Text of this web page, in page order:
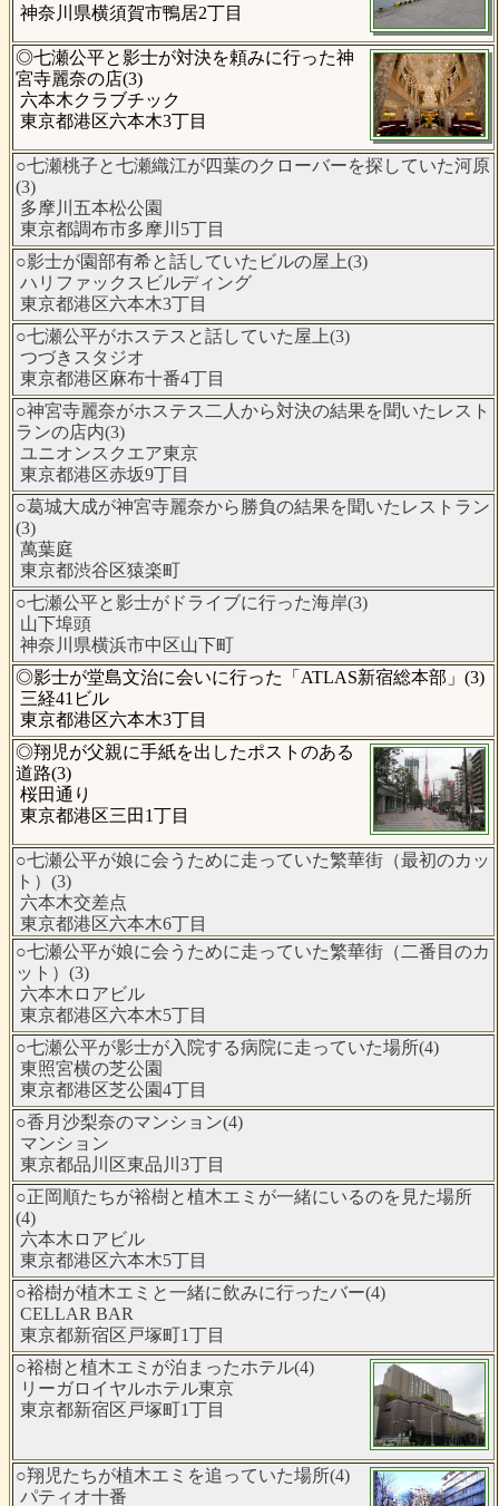
神奈川県横須賀市鴨居2丁目
◎七瀬公平と影士が対決を頼みに行った神
宮寺麗奈の店(3)
六本木クラブチック
東京都港区六本木3丁目
○七瀬桃子と七瀬織江が四葉のクローバーを探していた河原
(3)
多摩川五本松公園
東京都調布市多摩川5丁目
○影士が園部有希と話していたビルの屋上(3)
ハリファックスビルディング
東京都港区六本木3丁目
○七瀬公平がホステスと話していた屋上(3)
つづきスタジオ
東京都港区麻布十番4丁目
○神宮寺麗奈がホステス二人から対決の結果を聞いたレスト
ランの店内(3)
ユニオンスクエア東京
東京都港区赤坂9丁目
○葛城大成が神宮寺麗奈から勝負の結果を聞いたレストラン
(3)
萬葉庭
東京都渋谷区猿楽町
○七瀬公平と影士がドライブに行った海岸(3)
山下埠頭
神奈川県横浜市中区山下町
◎影士が堂島文治に会いに行った「ATLAS新宿総本部」(3)
三経41ビル
東京都港区六本木3丁目
◎翔児が父親に手紙を出したポストのある
道路(3)
桜田通り
東京都港区三田1丁目
○七瀬公平が娘に会うために走っていた繁華街（最初のカッ
ト）(3)
六本木交差点
東京都港区六本木6丁目
○七瀬公平が娘に会うために走っていた繁華街（二番目のカ
ット）(3)
六本木ロアビル
東京都港区六本木5丁目
○七瀬公平が影士が入院する病院に走っていた場所(4)
東照宮横の芝公園
東京都港区芝公園4丁目
○香月沙梨奈のマンション(4)
マンション
東京都品川区東品川3丁目
○正岡順たちが裕樹と植木エミが一緒にいるのを見た場所
(4)
六本木ロアビル
東京都港区六本木5丁目
○裕樹が植木エミと一緒に飲みに行ったバー(4)
CELLAR BAR
東京都新宿区戸塚町1丁目
○裕樹と植木エミが泊まったホテル(4)
リーガロイヤルホテル東京
東京都新宿区戸塚町1丁目
○翔児たちが植木エミを追っていた場所(4)
パティオ十番